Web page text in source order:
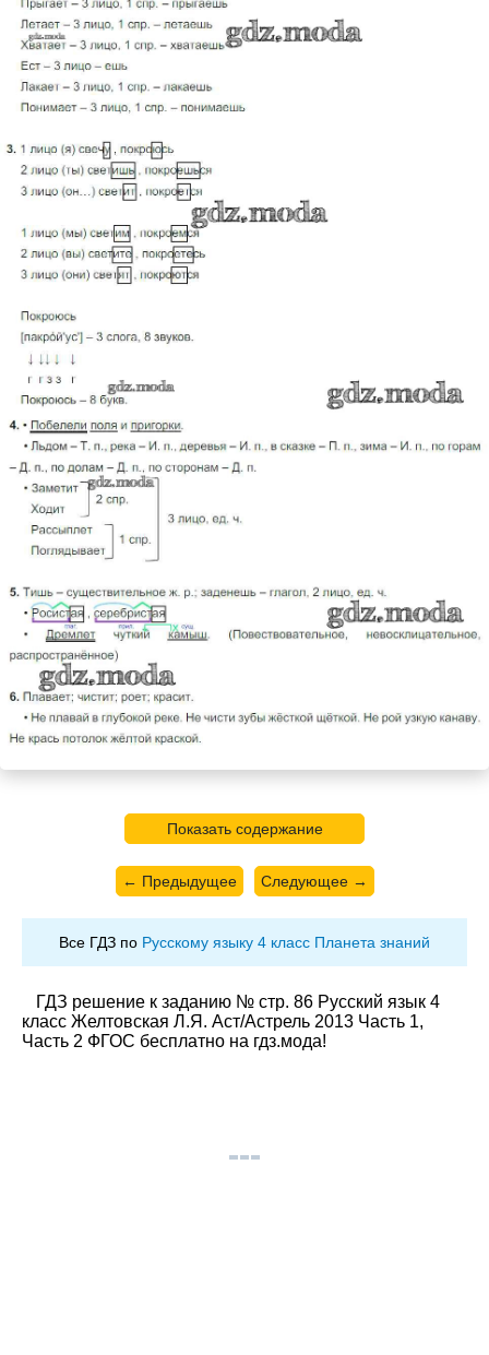
Показать содержание
← Предыдущее Следующее →
Все ГДЗ по Русскому языку 4 класс Планета знаний
ГДЗ решение к заданию № стр. 86 Русский язык 4
класс Желтовская Л.Я. Аст/Астрель 2013 Часть 1,
Часть 2 ФГОС бесплатно на гдз.мода!